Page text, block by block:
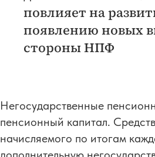
повлияет на
появлению новых
стороны НПФ
Негосударственные
пенсионный капитал.
начисляемого по итогам